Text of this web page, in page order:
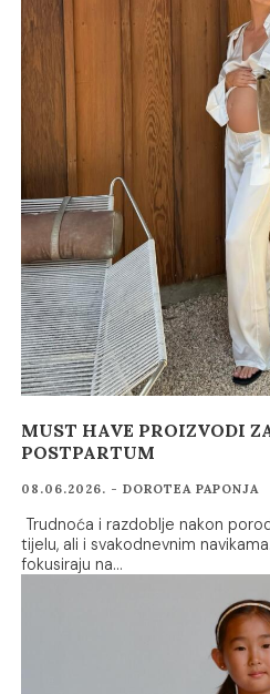
MUST HAVE PROIZVODI
POSTPARTUM
08.06.2026. - DOROTEA PAPONJA
Trudnoća i razdoblje nakon
tijelu, ali i svakodnevnim
fokusiraju na…